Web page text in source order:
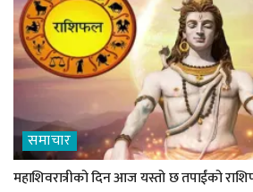
समाचार
महाशिवरात्रीको दिन आज यस्तो छ तपाईंको